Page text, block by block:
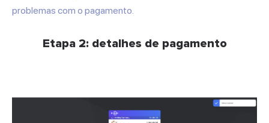
problemas com o pagamento.
Etapa 2: detalhes de pagamento